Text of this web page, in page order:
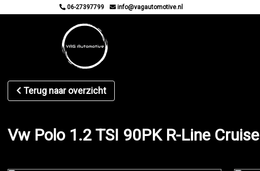
06-27397799 info@vagautomotive.nl
Terug naar overzicht
Vw Polo 1.2 TSI 90PK R-Line